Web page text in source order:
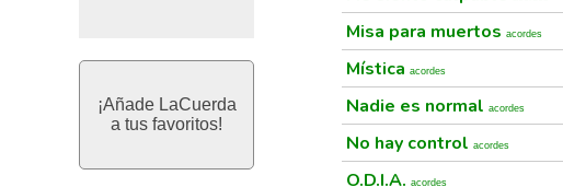
¡Añade LaCuerda
a tus favoritos!
Misa para muertos acordes
Mística acordes
Nadie es normal acordes
No hay control acordes
O.D.I.A. acordes